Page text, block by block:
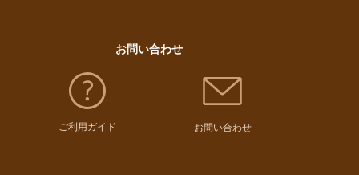
お問い合わせ
ご利用ガイド お問い合わせ